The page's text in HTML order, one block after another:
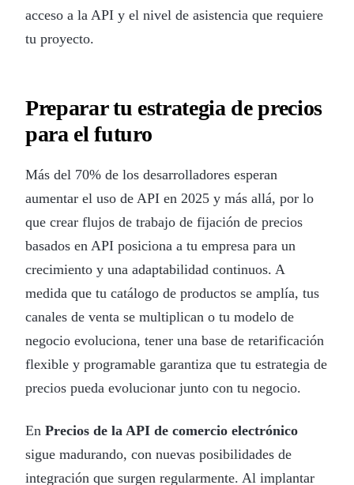
acceso a la API y el nivel de asistencia que requiere
tu proyecto.
Preparar tu estrategia de precios
para el futuro
Más del 70% de los desarrolladores esperan
aumentar el uso de API en 2025 y más allá, por lo
que crear flujos de trabajo de fijación de precios
basados en API posiciona a tu empresa para un
crecimiento y una adaptabilidad continuos. A
medida que tu catálogo de productos se amplía, tus
canales de venta se multiplican o tu modelo de
negocio evoluciona, tener una base de retarificación
flexible y programable garantiza que tu estrategia de
precios pueda evolucionar junto con tu negocio.
En Precios de la API de comercio electrónico
sigue madurando, con nuevas posibilidades de
integración que surgen regularmente. Al implantar